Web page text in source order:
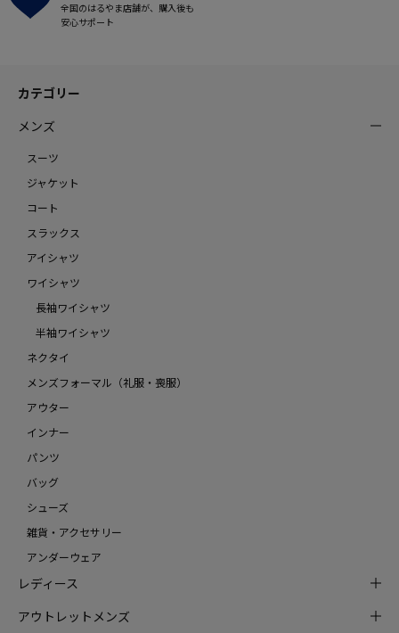
全国のはるやま店舗が、購入後も
安心サポート
カテゴリー
メンズ
スーツ
ジャケット
コート
スラックス
アイシャツ
ワイシャツ
長袖ワイシャツ
半袖ワイシャツ
ネクタイ
メンズフォーマル（礼服・喪服）
アウター
インナー
パンツ
バッグ
シューズ
雑貨・アクセサリー
アンダーウェア
レディース
アウトレットメンズ